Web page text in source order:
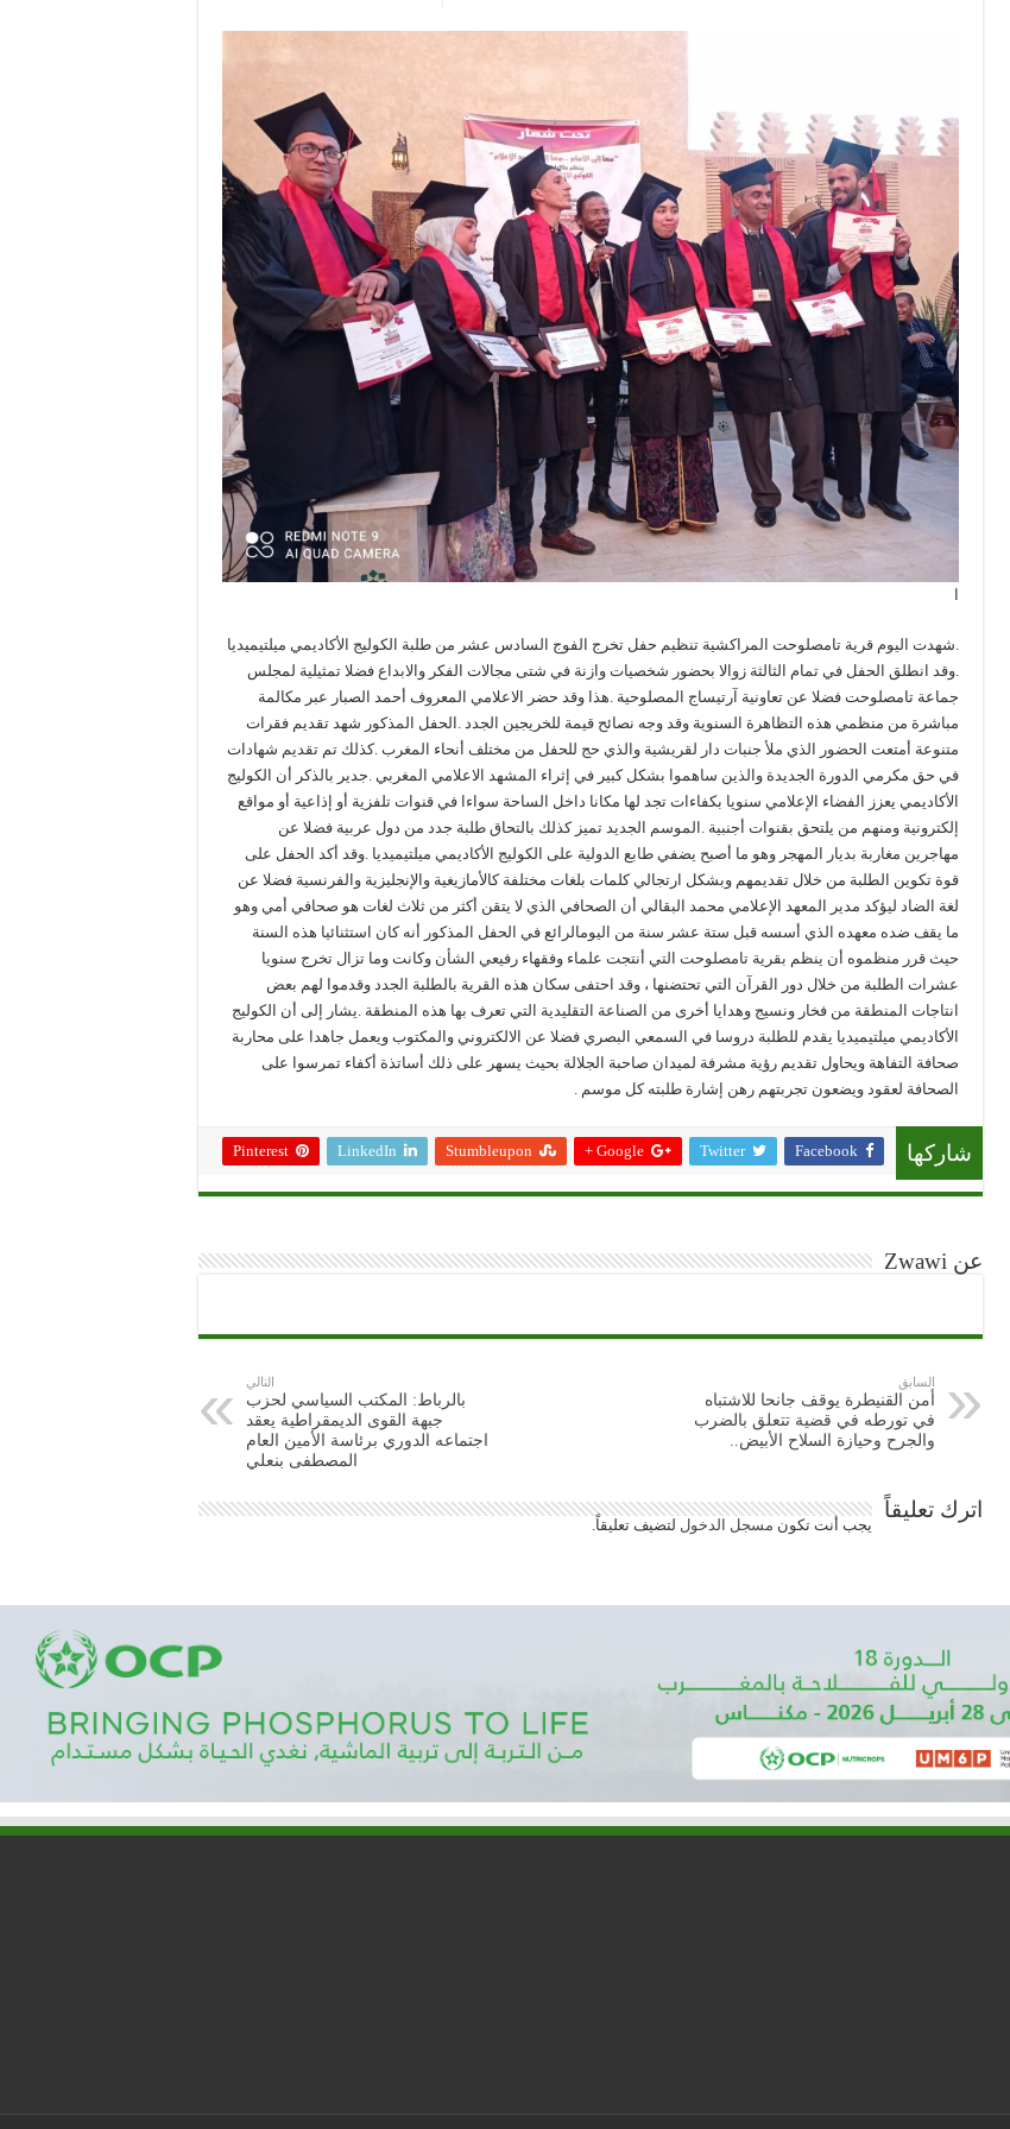
.شهدت اليوم قرية تامصلوحت المراكشية تنظيم حفل تخرج الفوج السادس عشر من طلبة الكوليج الأكاديمي ميلتيميديا
.وقد انطلق الحفل في تمام الثالثة زوالا بحضور شخصيات وازنة في شتى مجالات الفكر والابداع فضلا تمثيلية لمجلس
جماعة تامصلوحت فضلا عن تعاونية آرتيساج المصلوحية .هذا وقد حضر الاعلامي المعروف أحمد الصبار عبر مكالمة
مباشرة من منظمي هذه التظاهرة السنوية وقد وجه نصائح قيمة للخريجين الجدد .الحفل المذكور شهد تقديم فقرات
متنوعة أمتعت الحضور الذي ملأ جنبات دار لقريشية والذي حج للحفل من مختلف أنحاء المغرب .كذلك تم تقديم شهادات
في حق مكرمي الدورة الجديدة والذين ساهموا بشكل كبير في إثراء المشهد الاعلامي المغربي .جدير بالذكر أن الكوليج
الأكاديمي يعزز الفضاء الإعلامي سنويا بكفاءات تجد لها مكانا داخل الساحة سواءا في قنوات تلفزية أو إذاعية أو مواقع
إلكترونية ومنهم من يلتحق بقنوات أجنبية .الموسم الجديد تميز كذلك بالتحاق طلبة جدد من دول عربية فضلا عن
مهاجرين مغاربة بديار المهجر وهو ما أصبح يضفي طابع الدولية على الكوليج الأكاديمي ميلتيميديا .وقد أكد الحفل على
قوة تكوين الطلبة من خلال تقديمهم وبشكل ارتجالي كلمات بلغات مختلفة كالأمازيغية والإنجليزية والفرنسية فضلا عن
لغة الضاد ليؤكد مدير المعهد الإعلامي محمد البقالي أن الصحافي الذي لا يتقن أكثر من ثلاث لغات هو صحافي أمي وهو
ما يقف ضده معهده الذي أسسه قبل ستة عشر سنة من اليومالرائع في الحفل المذكور أنه كان استثنائيا هذه السنة
حيث قرر منظموه أن ينظم بقرية تامصلوحت التي أنتجت علماء وفقهاء رفيعي الشأن وكانت وما تزال تخرج سنويا
عشرات الطلبة من خلال دور القرآن التي تحتضنها ، وقد احتفى سكان هذه القرية بالطلبة الجدد وقدموا لهم بعض
انتاجات المنطقة من فخار ونسيج وهدايا أخرى من الصناعة التقليدية التي تعرف بها هذه المنطقة .يشار إلى أن الكوليج
الأكاديمي ميلتيميديا يقدم للطلبة دروسا في السمعي البصري فضلا عن الالكتروني والمكتوب ويعمل جاهدا على محاربة
صحافة التفاهة ويحاول تقديم رؤية مشرفة لميدان صاحبة الجلالة بحيث يسهر على ذلك أساتذة أكفاء تمرسوا على
الصحافة لعقود ويضعون تجربتهم رهن إشارة طلبته كل موسم .
شاركها Facebook
Twitter
Google +
Stumbleupon
LinkedIn
Pinterest
عن Zwawi
السابق
أمن القنيطرة يوقف جانحا للاشتباه
في تورطه في قضية تتعلق بالضرب
والجرح وحيازة السلاح الأبيض..
التالي
بالرباط: المكتب السياسي لحزب
جبهة القوى الديمقراطية يعقد
اجتماعه الدوري برئاسة الأمين العام
المصطفى بنعلي
اترك تعليقاً
يجب أنت تكون مسجل الدخول لتضيف تعليقاً.